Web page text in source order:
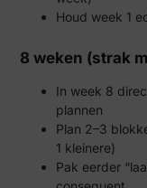
Houd week 1
8 weken (strak
In week 8
plannen
Plan 2–3
1 kleinere)
Pak eerder